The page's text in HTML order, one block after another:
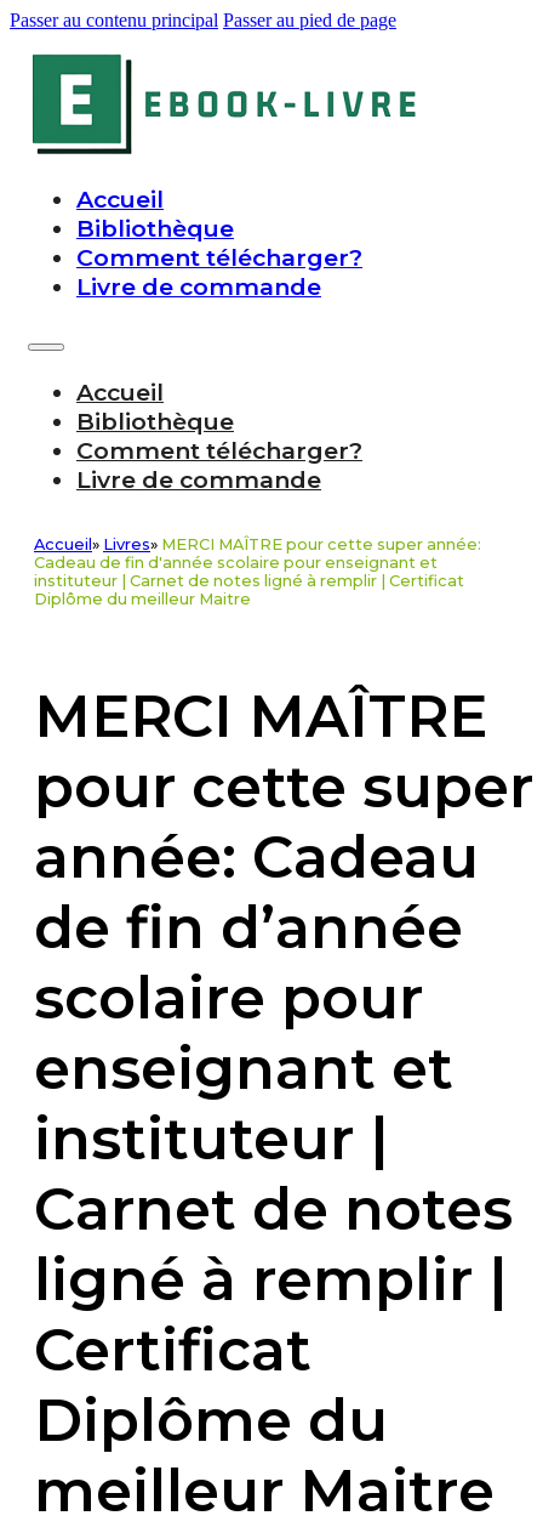
Passer au contenu principal Passer au pied de page
Accueil
Bibliothèque
Comment télécharger?
Livre de commande
Accueil
Bibliothèque
Comment télécharger?
Livre de commande
Accueil » Livres» MERCI MAÎTRE pour cette super année:
Cadeau de fin d'année scolaire pour enseignant et
instituteur | Carnet de notes ligné à remplir | Certificat
Diplôme du meilleur Maitre
MERCI MAÎTRE
pour cette super
année: Cadeau
de fin d’année
scolaire pour
enseignant et
instituteur |
Carnet de notes
ligné à remplir |
Certificat
Diplôme du
meilleur Maitre